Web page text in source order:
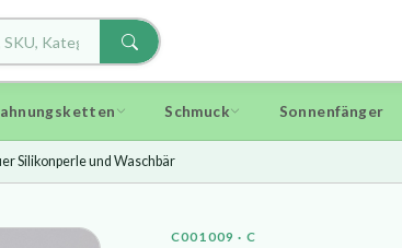
Schmuck Sonnenfänger
Silikonperle und Waschbär
C001009 · C